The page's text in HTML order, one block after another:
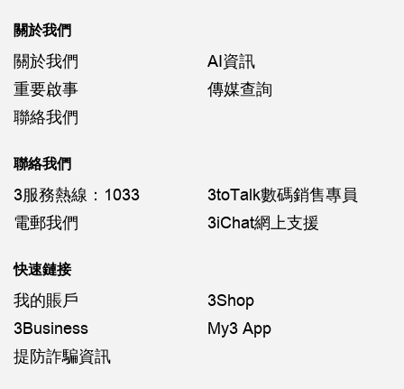
關於我們
關於我們
AI資訊
重要啟事
傳媒查詢
聯絡我們
聯絡我們
3服務熱線：1033
3toTalk數碼銷售專員
電郵我們
3iChat網上支援
快速鏈接
我的賬戶
3Shop
3Business
My3 App
提防詐騙資訊